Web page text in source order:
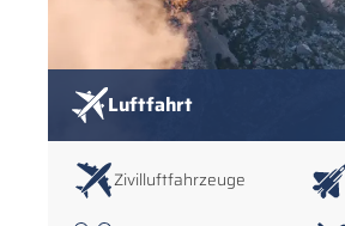
Luftfahrt
Zivilluftfahrzeuge